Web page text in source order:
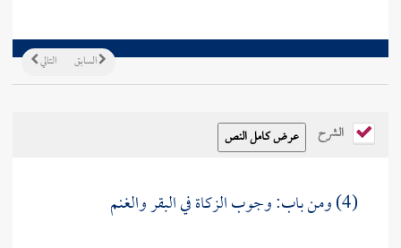
التالي السابق
الشرح
(4) ومن باب: وجوب الزكاة في البقر والغنم